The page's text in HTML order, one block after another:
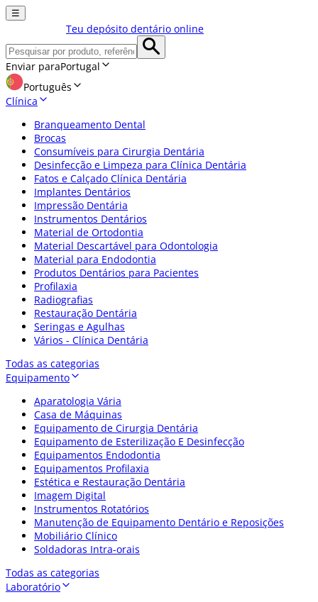
☰
Teu depósito dentário online
Enviar paraPortugal
Português
Clínica
Branqueamento Dental
Brocas
Consumíveis para Cirurgia Dentária
Desinfecção e Limpeza para Clínica Dentária
Fatos e Calçado Clínica Dentária
Implantes Dentários
Impressão Dentária
Instrumentos Dentários
Material de Ortodontia
Material Descartável para Odontologia
Material para Endodontia
Produtos Dentários para Pacientes
Profilaxia
Radiografias
Restauração Dentária
Seringas e Agulhas
Vários - Clínica Dentária
Todas as categorias
Equipamento
Aparatologia Vária
Casa de Máquinas
Equipamento de Cirurgia Dentária
Equipamento de Esterilização E Desinfecção
Equipamentos Endodontia
Equipamentos Profilaxia
Estética e Restauração Dentária
Imagem Digital
Instrumentos Rotatórios
Manutenção de Equipamento Dentário e Reposições
Mobiliário Clínico
Soldadoras Intra-orais
Todas as categorias
Laboratório